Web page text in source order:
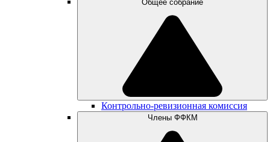
Общее собрание
Контрольно-ревизионная комиссия
Члены ФФКМ